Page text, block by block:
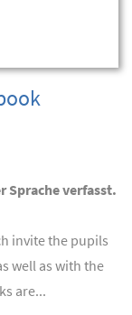
Sprache verfasst.
invite the pupils
well as with the
are...